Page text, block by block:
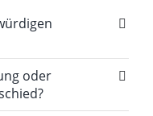
oder